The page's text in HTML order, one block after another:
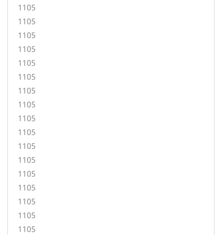
1105
1105
1105
1105
1105
1105
1105
1105
1105
1105
1105
1105
1105
1105
1105
1105
1105